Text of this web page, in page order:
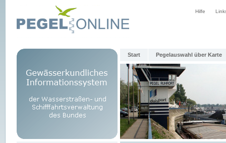
Hilfe
Start Pegelauswahl über Karte